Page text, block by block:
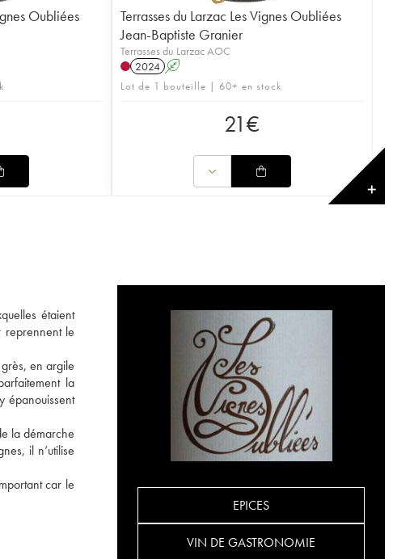
Oubliées
Terrasses du Larzac Les Vignes Oubliées
Jean-Baptiste Granier
Terrasses du Larzac AOC
2024 A
Lot de 1 bouteille | 60+ en stock
21€
✕
étaient
reprennent le
en argile
la
épanouissent
la démarche
il n’utilise
car le
EPICES
VIN DE GASTRONOMIE